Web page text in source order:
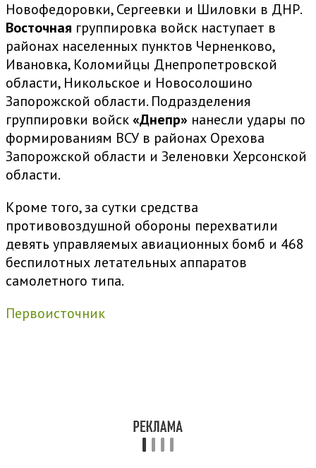
Новофедоровки, Сергеевки и Шиловки в ДНР.
Восточная группировка войск наступает в
районах населенных пунктов Черненково,
Ивановка, Коломийцы Днепропетровской
области, Никольское и Новосолошино
Запорожской области. Подразделения
группировки войск«Днепр» нанесли удары по
формированиям ВСУ в районах Орехова
Запорожской области и Зеленовки Херсонской
области.
Кроме того, за сутки средства
противовоздушной обороны перехватили
девять управляемых авиационных бомб и 468
беспилотных летательных аппаратов
самолетного типа.
Первоисточник